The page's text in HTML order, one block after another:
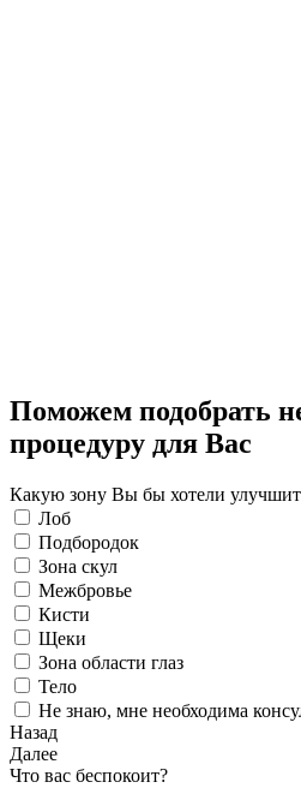
Поможем подобрать
процедуру для Вас
Какую зону Вы бы хотели
Лоб
Подбородок
Зона скул
Межбровье
Кисти
Щеки
Зона области глаз
Тело
Не знаю, мне необходима
Назад
Далее
Что вас беспокоит?